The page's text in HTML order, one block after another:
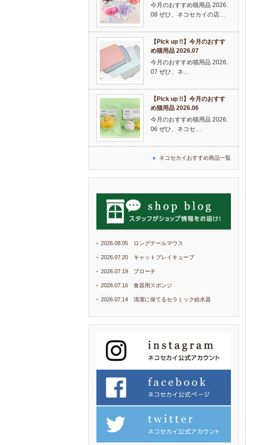
今月のおすすめ猫用品 2026.
08 ぜひ、ネコセカイの店…
【Pick up !!】今月のおすす
め猫用品 2026.07
今月のおすすめ猫用品 2026.
07 ぜひ、ネ…
【Pick up !!】今月のおすす
め猫用品 2026.06
今月のおすすめ猫用品 2026.
06 ぜひ、ネコセ…
ネコセカイおすすめ商品一覧
2026.08.05 ロングテールマウス
2026.07.20 キャットプレイキューブ
2026.07.19 ブローチ
2026.07.16 食器用スポンジ
2026.07.14 清潔に保てるセラミック給水器